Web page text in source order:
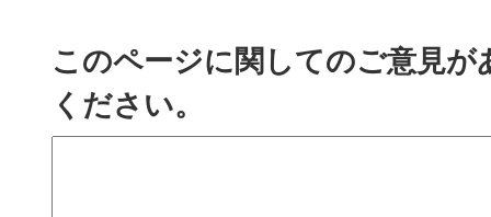
このページに関してのご意見
ください。